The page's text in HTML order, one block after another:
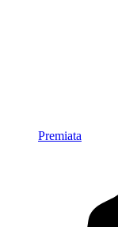
Premiata